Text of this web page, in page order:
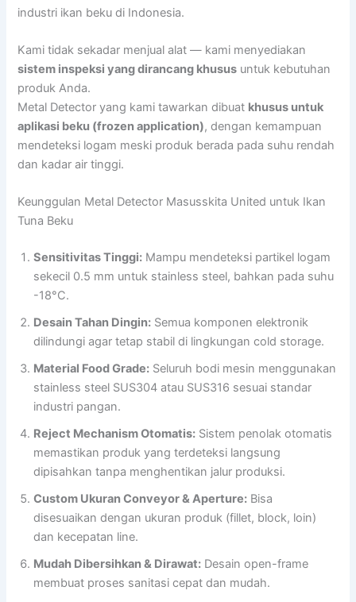
industri ikan beku di Indonesia.
Kami tidak sekadar menjual alat — kami menyediakan
sistem inspeksi yang dirancang khusus untuk kebutuhan
produk Anda.
Metal Detector yang kami tawarkan dibuat khusus untuk
aplikasi beku (frozen application), dengan kemampuan
mendeteksi logam meski produk berada pada suhu rendah
dan kadar air tinggi.
Keunggulan Metal Detector Masusskita United untuk Ikan
Tuna Beku
Sensitivitas Tinggi: Mampu mendeteksi partikel logam
sekecil 0.5 mm untuk stainless steel, bahkan pada suhu
-18°C.
Desain Tahan Dingin: Semua komponen elektronik
dilindungi agar tetap stabil di lingkungan cold storage.
Material Food Grade: Seluruh bodi mesin menggunakan
stainless steel SUS304 atau SUS316 sesuai standar
industri pangan.
Reject Mechanism Otomatis: Sistem penolak otomatis
memastikan produk yang terdeteksi langsung
dipisahkan tanpa menghentikan jalur produksi.
Custom Ukuran Conveyor & Aperture: Bisa
disesuaikan dengan ukuran produk (fillet, block, loin)
dan kecepatan line.
Mudah Dibersihkan & Dirawat: Desain open-frame
membuat proses sanitasi cepat dan mudah.